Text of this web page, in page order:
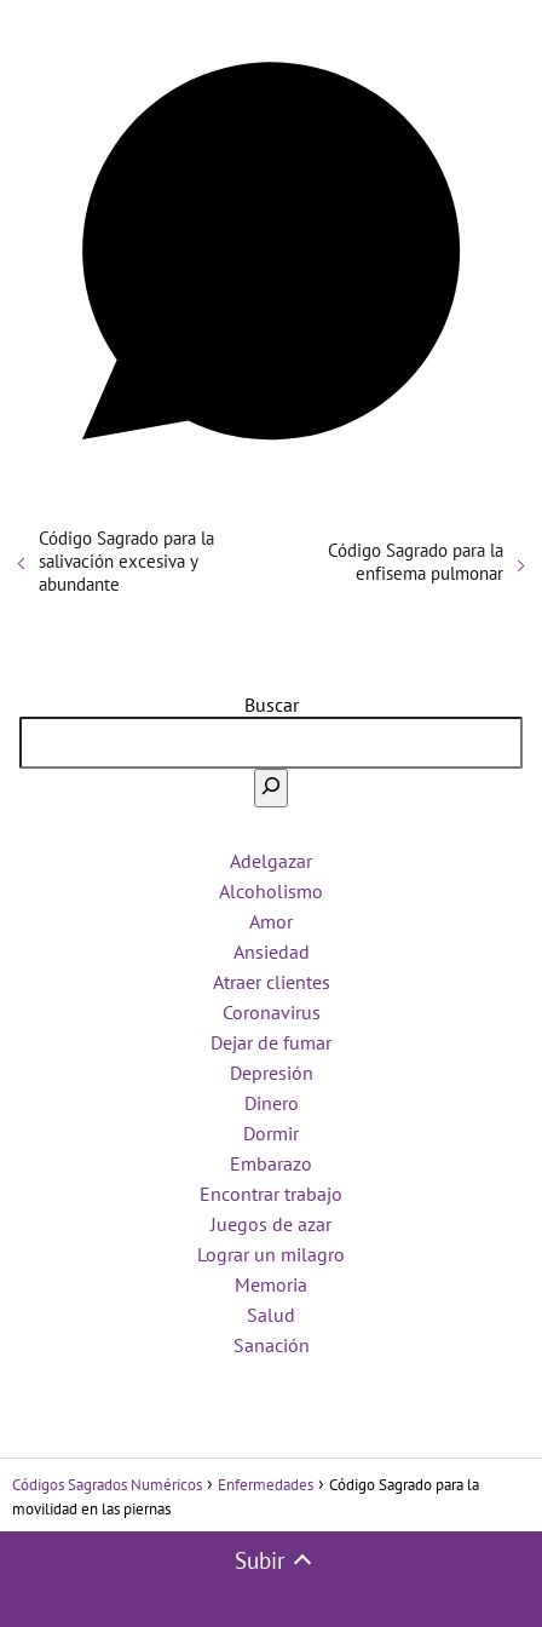
Código Sagrado para la
salivación excesiva y
abundante
Código Sagrado para la
enfisema pulmonar
Buscar
Adelgazar
Alcoholismo
Amor
Ansiedad
Atraer clientes
Coronavirus
Dejar de fumar
Depresión
Dinero
Dormir
Embarazo
Encontrar trabajo
Juegos de azar
Lograr un milagro
Memoria
Salud
Sanación
Códigos Sagrados Numéricos Enfermedades
Código Sagrado para la
movilidad en las piernas
Subir